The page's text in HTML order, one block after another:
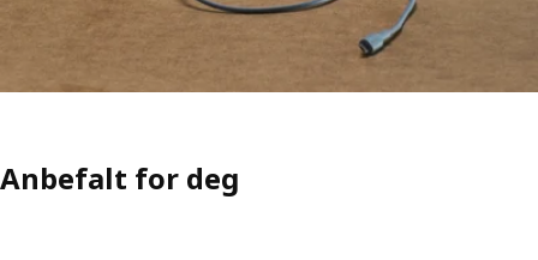
Anbefalt for deg